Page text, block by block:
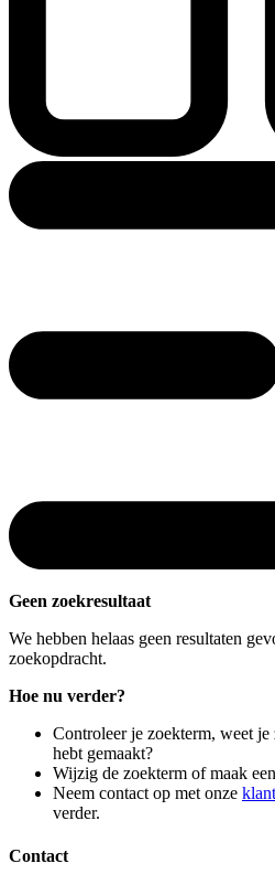
Geen zoekresultaat
We hebben helaas geen resultaten
zoekopdracht.
Hoe nu verder?
Controleer je zoekterm, weet
hebt gemaakt?
Wijzig de zoekterm of maak
Neem contact op met onze
verder.
Contact